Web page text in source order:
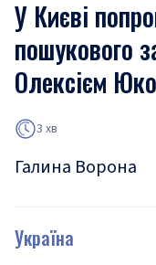
У Києві
пошукового
Олексієм
3 хв
Галина Ворона
Україна